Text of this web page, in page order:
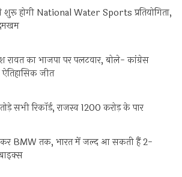
शुरू होगी National Water Sports प्रतियोगिता,
रावत का भाजपा पर पलटवार, बोले- कांग्रेस
जीत
सभी रिकॉर्ड, राजस्व 1200 करोड़ के पार
BMW तक, भारत में जल्द आ सकती हैं 2-